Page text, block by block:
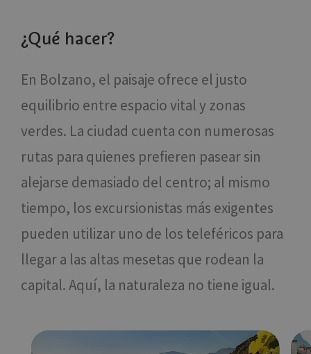
¿Qué hacer?
En Bolzano, el paisaje ofrece el justo
equilibrio entre espacio vital y zonas
verdes. La ciudad cuenta con numerosas
rutas para quienes prefieren pasear sin
alejarse demasiado del centro; al mismo
tiempo, los excursionistas más exigentes
pueden utilizar uno de los teleféricos para
llegar a las altas mesetas que rodean la
capital. Aquí, la naturaleza no tiene igual.